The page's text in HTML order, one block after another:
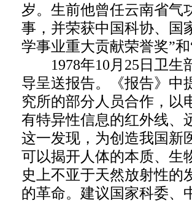
岁。生前他曾任云南省气
事，并荣获中国科协、国
学事业重大贡献荣誉奖”
1978年10月25日卫生
导呈送报告。《报告》中
究所的部分人员合作，以
有特异性信息的红外线、
这一发现，为创造我国新
可以揭开人体的本质、生
史上不亚于天然放射性的
的革命。建议国家科委、